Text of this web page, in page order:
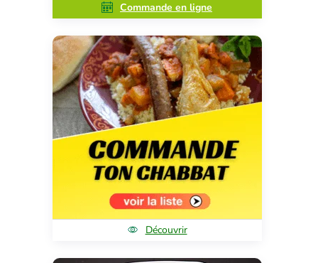
Commande en ligne
Découvrir